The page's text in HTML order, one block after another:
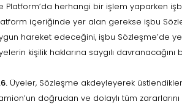
Platform’da herhangi bir işlem yaparken
içeriğinde yer alan gerekse işbu
hareket edeceğini, işbu Sözleşme’de
kişilik haklarına saygılı
Üyeler, Sözleşme akdeyleyerek
doğrudan ve dolaylı tüm